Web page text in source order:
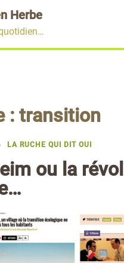
Herbe
: transition
LA RUCHE QUI DIT OUI
ou la